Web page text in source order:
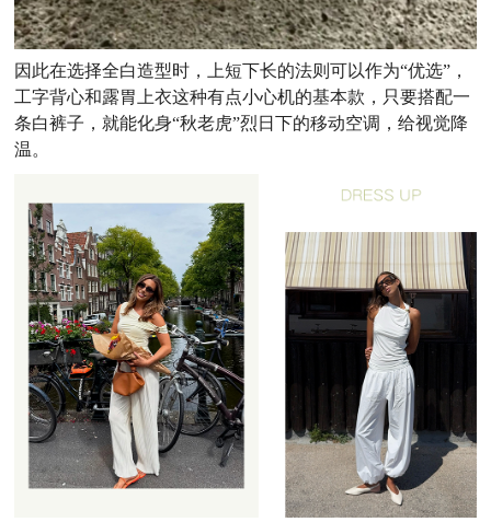
因此在选择全白造型时，上短下长的法则可以作为“优选”，
工字背心和露胃上衣这种有点小心机的基本款，只要搭配一
条白裤子，就能化身“秋老虎”烈日下的移动空调，给视觉降
温。